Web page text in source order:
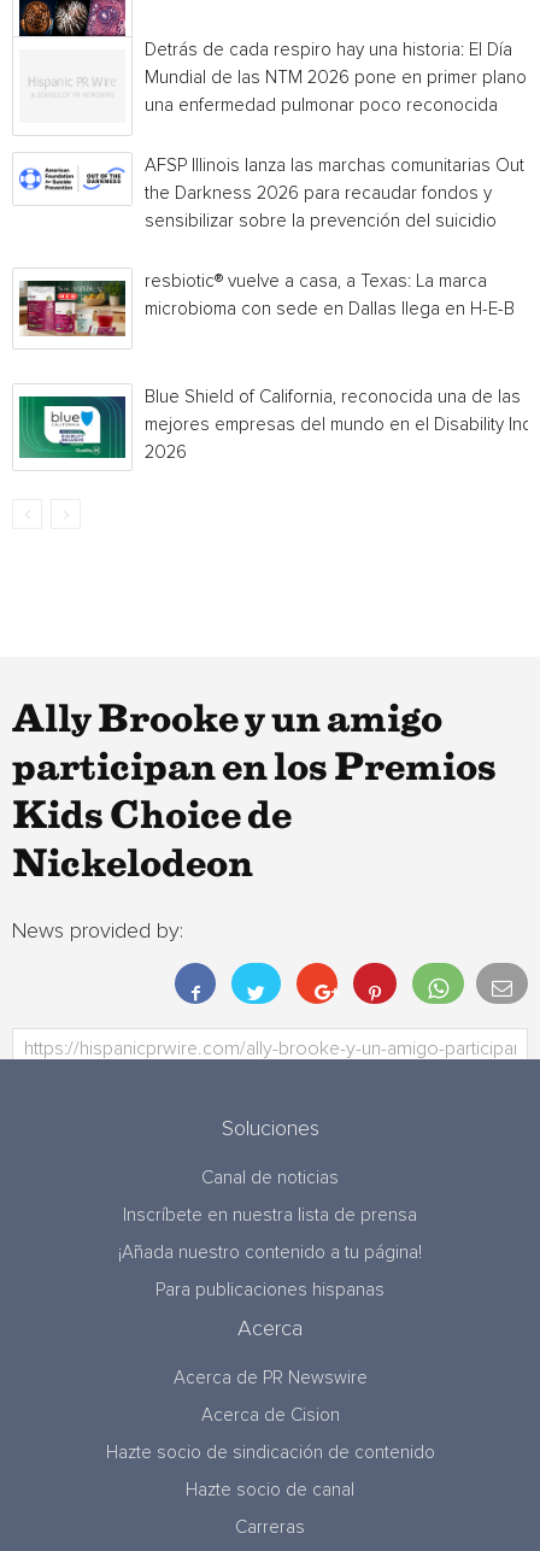
Detrás de cada respiro hay una historia: El Día
Mundial de las NTM 2026 pone en primer plano
una enfermedad pulmonar poco reconocida
AFSP Illinois lanza las marchas comunitarias Out
the Darkness 2026 para recaudar fondos y
sensibilizar sobre la prevención del suicidio
resbiotic® vuelve a casa, a Texas: La marca
microbioma con sede en Dallas llega en H-E-B
Blue Shield of California, reconocida una de las
mejores empresas del mundo en el Disability
2026
Ally Brooke y un amigo
participan en los Premios
Kids Choice de
Nickelodeon
News provided by:
Soluciones
Canal de noticias
Inscríbete en nuestra lista de prensa
¡Añada nuestro contenido a tu página!
Para publicaciones hispanas
Acerca
Acerca de PR Newswire
Acerca de Cision
Hazte socio de sindicación de contenido
Hazte socio de canal
Carreras